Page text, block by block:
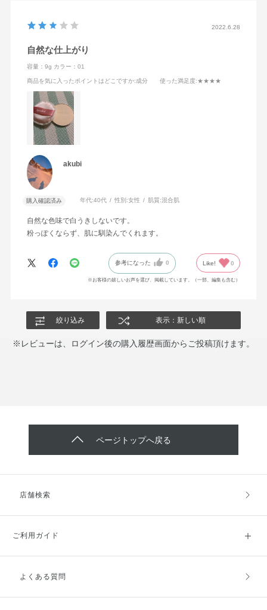
2022.6.28
自然な仕上がり
容量：9g カラー：01
商品を気に入ったポイントはどこですか:成分 使った満足度:★★★★
akubi
購入確認済み 年代:40代 性別:女性 肌質:混合肌
自然な色味で白うきしないです。
粉っぽくならず、肌に馴染んでくれます。
参考になった 0 Like! 0
※お客様の嬉しいお声を選び、掲載しています。（一部、編集も含む）
絞り込み 表示：新しい順
※レビューは、ログイン後の購入履歴画面からご投稿頂けます。
ページトップへ戻る
店舗検索
ご利用ガイド
ご利用ガイドトップ
よくある質問